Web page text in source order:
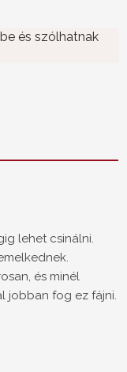
és szólhatnak
lehet csinálni.
és minél
jobban fog ez fájni.